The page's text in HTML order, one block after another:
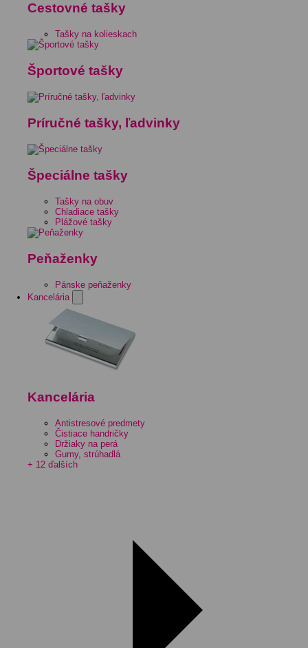
Cestovné tašky
Tašky na kolieskach
Športové tašky
Príručné tašky, ľadvinky
Špeciálne tašky
Tašky na obuv
Chladiace tašky
Plážové tašky
Peňaženky
Pánske peňaženky
Kancelária
Kancelária
Antistresové predmety
Čistiace handričky
Držiaky na perá
Gumy, strúhadlá
+ 12 ďalších